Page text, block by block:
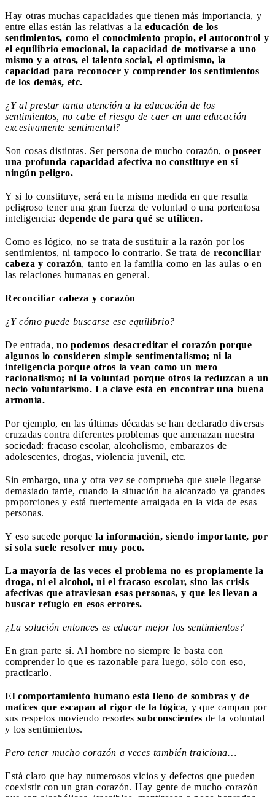
Hay otras muchas capacidades que tienen más importancia, y
entre ellas están las relativas a la educación de los
sentimientos, como el conocimiento propio, el autocontrol y
el equilibrio emocional, la capacidad de motivarse a uno
mismo y a otros, el talento social, el optimismo, la
capacidad para reconocer y comprender los sentimientos
de los demás, etc.
¿Y al prestar tanta atención a la educación de los
sentimientos, no cabe el riesgo de caer en una educación
excesivamente sentimental?
Son cosas distintas. Ser persona de mucho corazón, o poseer
una profunda capacidad afectiva no constituye en sí
ningún peligro.
Y si lo constituye, será en la misma medida en que resulta
peligroso tener una gran fuerza de voluntad o una portentosa
inteligencia: depende de para qué se utilicen.
Como es lógico, no se trata de sustituir a la razón por los
sentimientos, ni tampoco lo contrario. Se trata de reconciliar
cabeza y corazón, tanto en la familia como en las aulas o en
las relaciones humanas en general.
Reconciliar cabeza y corazón
¿Y cómo puede buscarse ese equilibrio?
De entrada, no podemos desacreditar el corazón porque
algunos lo consideren simple sentimentalismo; ni la
inteligencia porque otros la vean como un mero
racionalismo; ni la voluntad porque otros la reduzcan a un
necio voluntarismo. La clave está en encontrar una buena
armonía.
Por ejemplo, en las últimas décadas se han declarado diversas
cruzadas contra diferentes problemas que amenazan nuestra
sociedad: fracaso escolar, alcoholismo, embarazos de
adolescentes, drogas, violencia juvenil, etc.
Sin embargo, una y otra vez se comprueba que suele llegarse
demasiado tarde, cuando la situación ha alcanzado ya grandes
proporciones y está fuertemente arraigada en la vida de esas
personas.
Y eso sucede porque la información, siendo importante, por
sí sola suele resolver muy poco.
La mayoría de las veces el problema no es propiamente la
droga, ni el alcohol, ni el fracaso escolar, sino las crisis
afectivas que atraviesan esas personas, y que les llevan a
buscar refugio en esos errores.
¿La solución entonces es educar mejor los sentimientos?
En gran parte sí. Al hombre no siempre le basta con
comprender lo que es razonable para luego, sólo con eso,
practicarlo.
El comportamiento humano está lleno de sombras y de
matices que escapan al rigor de la lógica, y que campan por
sus respetos moviendo resortes subconscientes de la voluntad
y los sentimientos.
Pero tener mucho corazón a veces también traiciona…
Está claro que hay numerosos vicios y defectos que pueden
coexistir con un gran corazón. Hay gente de mucho corazón